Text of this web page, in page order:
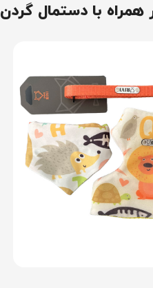
همراه با دستمال